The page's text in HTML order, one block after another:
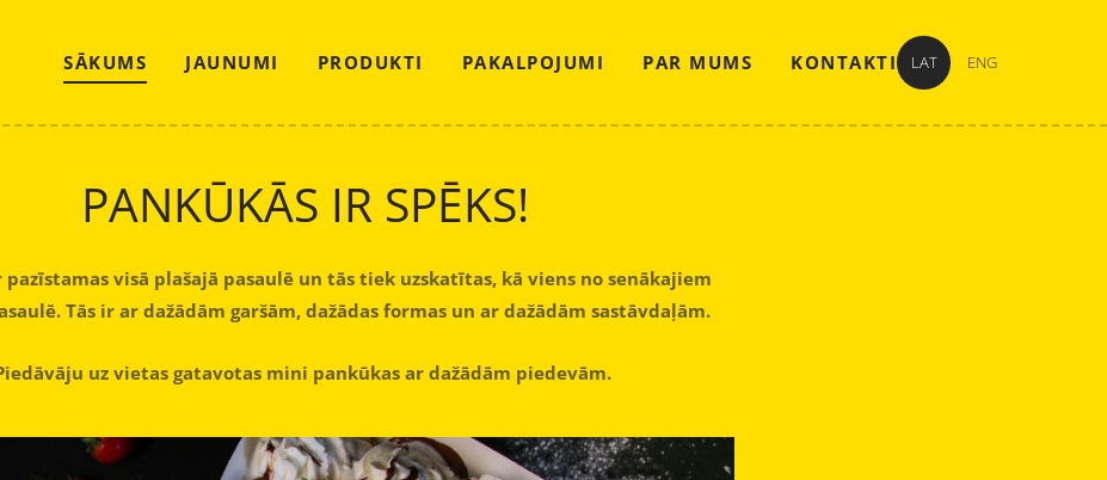
SĀKUMS JAUNUMI PRODUKTI PAKALPOJUMI PAR MUMS KONTAKTI LAT ENG
PANKŪKĀS IR SPĒKS!
pazīstamas visā plašajā pasaulē un tās tiek uzskatītas, kā viens no senākajiem
Tās ir ar dažādām garšām, dažādas formas un ar dažādām sastāvdaļām.
uz vietas gatavotas mini pankūkas ar dažādām piedevām.